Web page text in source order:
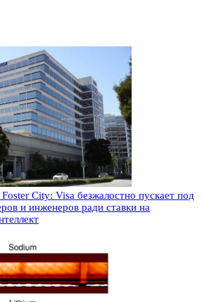
City: Visa безжалостно пускает под
и инженеров ради ставки на